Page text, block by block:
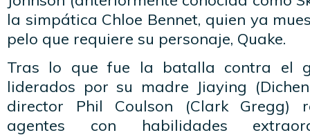
la simpática Chloe Bennet, quien ya
pelo que requiere su personaje, Quake.
Tras lo que fue la batalla contra el
liderados por su madre Jiaying
director Phil Coulson (Clark Gregg)
agentes con habilidades